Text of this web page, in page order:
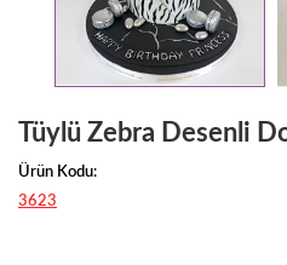
Tüylü Zebra Desenli
Ürün Kodu:
3623